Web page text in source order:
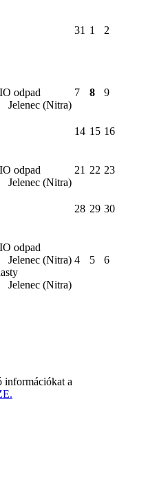
31 1 2
odpad
Jelenec (Nitra)
7 8 9
14 15 16
odpad
Jelenec (Nitra)
21 22 23
28 29 30
odpad
Jelenec (Nitra)
Jelenec (Nitra)
4 5 6
információkat a